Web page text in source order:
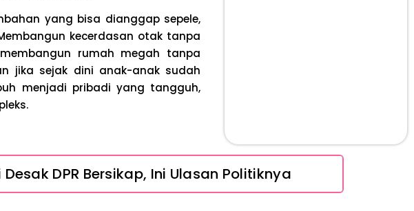
yang bisa dianggap sepele,
kecerdasan otak tanpa
rumah megah tanpa
jika sejak dini anak-anak sudah
menjadi pribadi yang tangguh,
DPR Bersikap, Ini Ulasan Politiknya